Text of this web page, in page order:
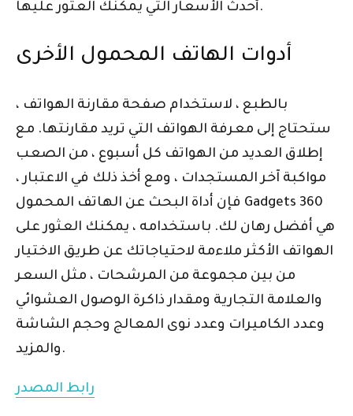
أحدث الأسعار التي يمكنك العثور عليها.
أدوات الهاتف المحمول الأخرى
بالطبع ، لاستخدام صفحة مقارنة الهواتف ،
ستحتاج إلى معرفة الهواتف التي تريد مقارنتها. مع
إطلاق العديد من الهواتف كل أسبوع ، من الصعب
مواكبة آخر المستجدات ، ومع أخذ ذلك في الاعتبار ،
فإن أداة البحث عن الهاتف المحمول Gadgets 360
هي أفضل رهان لك. باستخدامه ، يمكنك العثور على
الهواتف الأكثر ملاءمة لاحتياجاتك عن طريق الاختيار
من بين مجموعة من المرشحات ، مثل السعر
والعلامة التجارية ومقدار ذاكرة الوصول العشوائي
وعدد الكاميرات وعدد نوى المعالج وحجم الشاشة
والمزيد.
رابط المصدر